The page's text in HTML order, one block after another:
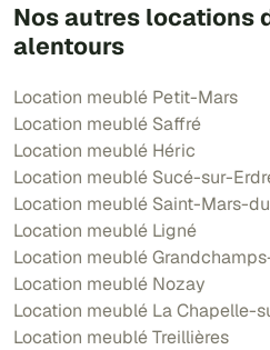
Nos autres locations
alentours
Location meublé Petit-Mars
Location meublé Saffré
Location meublé Héric
Location meublé Sucé-sur-
Location meublé Saint-Mars-
Location meublé Ligné
Location meublé
Location meublé Nozay
Location meublé La Chapelle-
Location meublé Treillières